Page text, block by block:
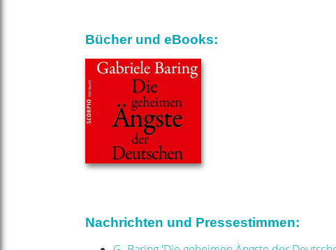
Bücher und eBooks:
Nachrichten und Pressestimmen: